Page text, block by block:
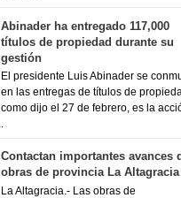
Abinader ha entregado 117,000
títulos de propiedad durante su
gestión
El presidente Luis Abinader se
en las entregas de títulos de
como dijo el 27 de febrero, es la
Contactan importantes avances
obras de provincia La Altagracia
La Altagracia.- Las obras de